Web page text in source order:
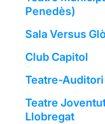
Penedès)
Sala Versus
Club Capitol
Teatre-
Teatre
Llobregat